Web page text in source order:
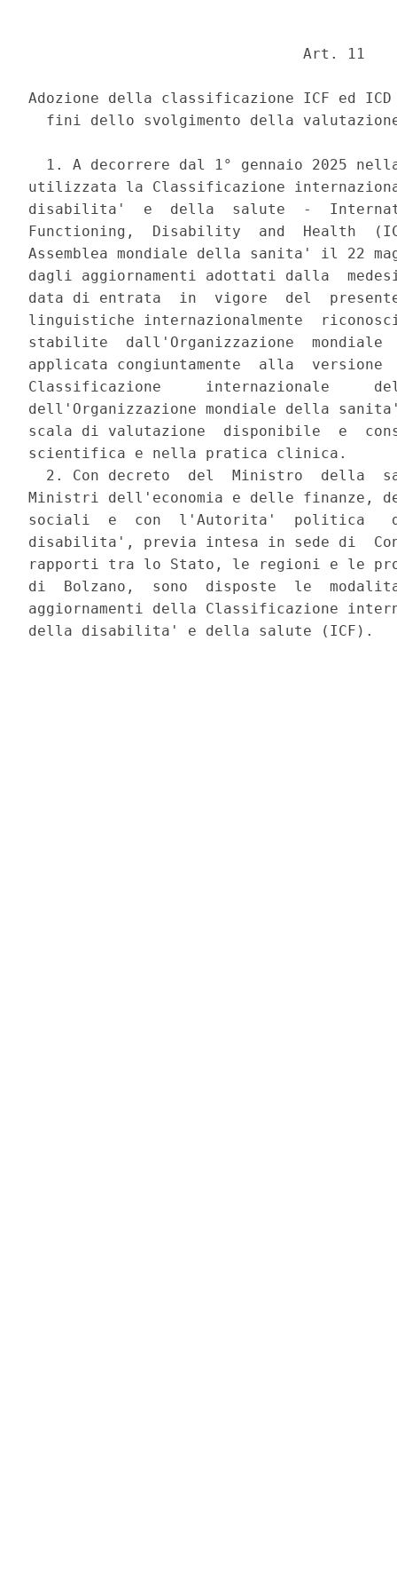
                               Art. 11
Adozione della classificazione ICF ed
fini dello svolgimento della
1. A decorrere dal 1° gennaio 2025
utilizzata la Classificazione
disabilita'  e  della  salute  -
Functioning,  Disability  and  Health
Assemblea mondiale della sanita' il 22
dagli aggiornamenti adottati dalla
data di entrata  in  vigore  del
linguistiche internazionalmente
stabilite  dall'Organizzazione
applicata congiuntamente  alla
Classificazione     internazionale
dell'Organizzazione mondiale della
scala di valutazione  disponibile  e
scientifica e nella pratica clinica.
2. Con decreto  del  Ministro  della
Ministri dell'economia e delle finanze,
sociali  e  con  l'Autorita'  politica
disabilita', previa intesa in sede di
rapporti tra lo Stato, le regioni e le
di  Bolzano,  sono  disposte  le
aggiornamenti della Classificazione